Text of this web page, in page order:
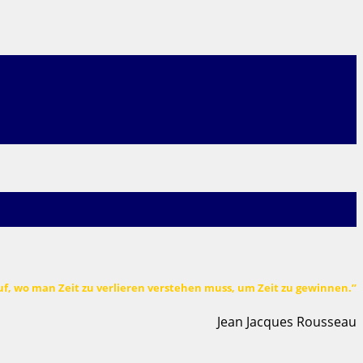
wo man Zeit zu verlieren verstehen muss, um Zeit zu gewinnen.”
Jean Jacques Rousseau